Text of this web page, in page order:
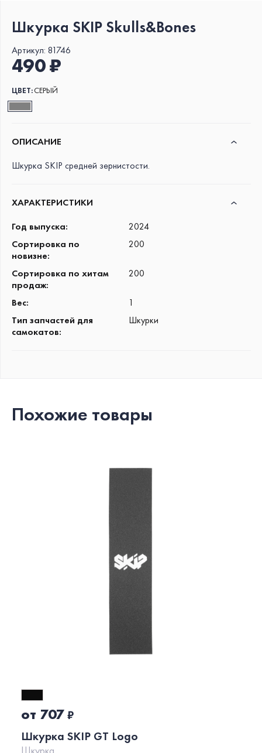
Шкурка SKIP Skulls&Bones
Артикул: 81746
490 ₽
ЦВЕТ:СЕРЫЙ
ОПИСАНИЕ
Шкурка SKIP средней зернистости.
ХАРАКТЕРИСТИКИ
Год выпуска:
2024
Сортировка по
новизне:
200
Сортировка по хитам
продаж:
200
Вес:
1
Тип запчастей для
самокатов:
Шкурки
Похожие товары
от 707₽
Шкурка SKIP GT Logo